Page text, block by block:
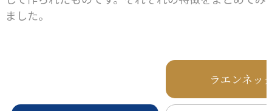
ました。
ラエンネッ